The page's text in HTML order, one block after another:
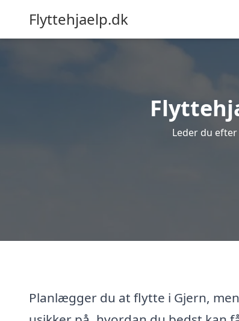
Flyttehjaelp.dk
Leder du
Planlægger du at flytte i Gjern,